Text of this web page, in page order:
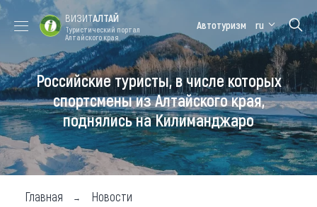
Форум VISIT
ALTAI
Цветение
маральника
Медицинский
форум
Алтайская
зимовка
Туры
Где побывать
Чем заняться
ВИЗИТАЛТАЙ
Туристический портал
Алтайского края
Автотуризм ru
Российские туристы, в числе которых
спортсмены из Алтайского края,
поднялись на Килиманджаро
Главная Новости